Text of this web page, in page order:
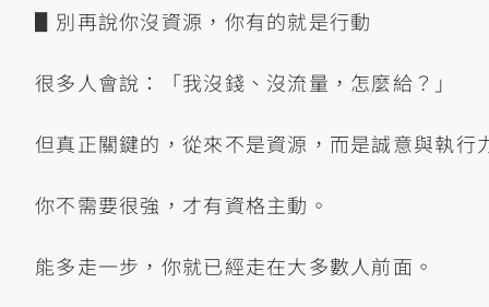
▋別再說你沒資源，你有的就是行動
很多人會說：「我沒錢、沒流量，怎麼給？」
但真正關鍵的，從來不是資源，而是誠意與執行
你不需要很強，才有資格主動。
能多走一步，你就已經走在大多數人前面。